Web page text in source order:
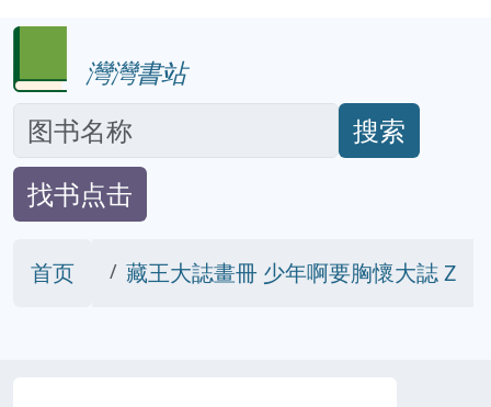
灣灣書站
搜索
找书点击
首页 藏王大誌畫冊 少年啊要胸懷大誌 Z